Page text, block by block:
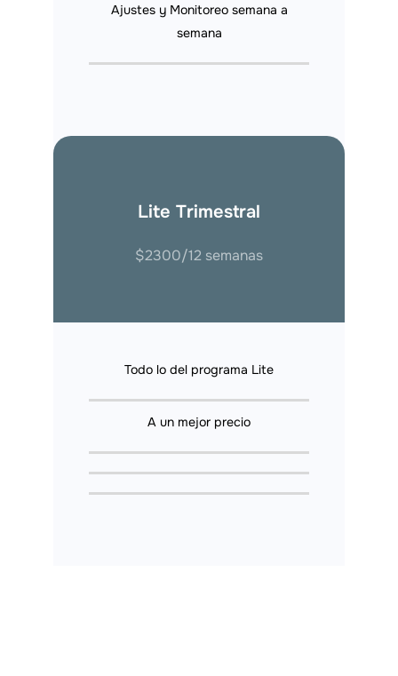
Ajustes y Monitoreo semana a
semana
Lite Trimestral
$2300/12 semanas
Todo lo del programa Lite
A un mejor precio